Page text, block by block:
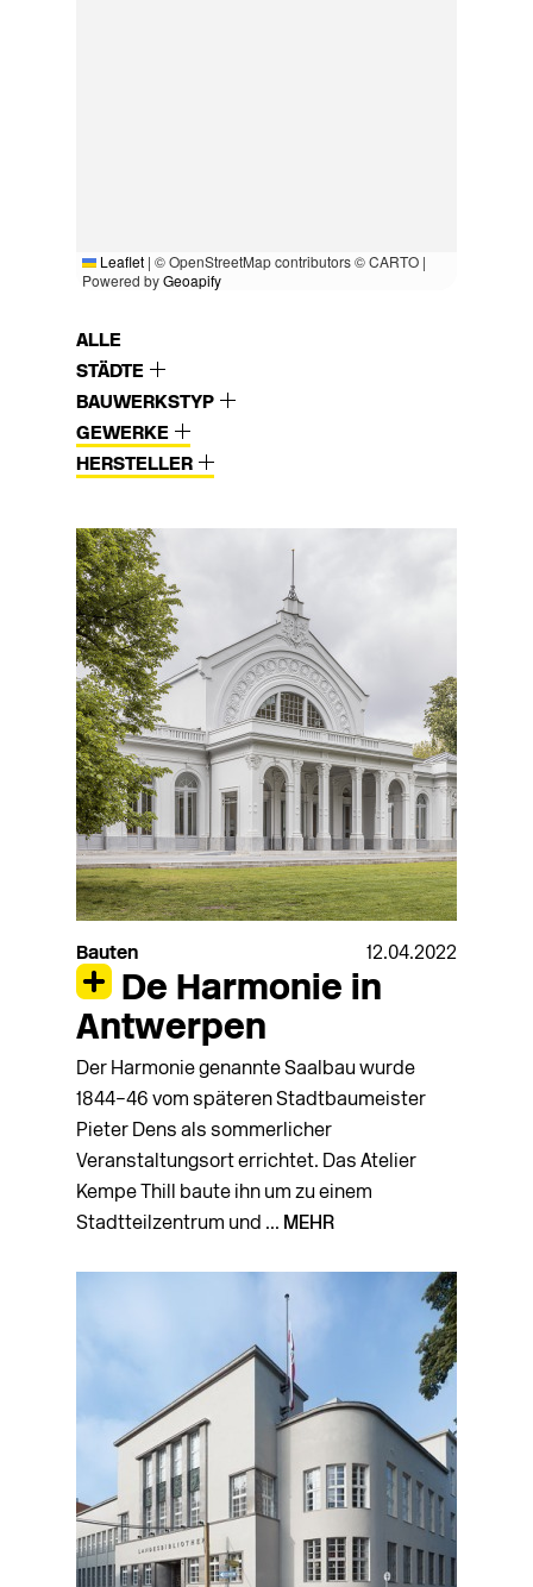
Leaflet | © OpenStreetMap contributors © CARTO |
Powered byGeoapify
ALLE
STÄDTE
BAUWERKSTYP
GEWERKE
HERSTELLER
Bauten 12.04.2022
De Harmonie in
Antwerpen
Der Harmonie genannte Saalbau wurde
1844–46 vom späteren Stadtbaumeister
Pieter Dens als sommerlicher
Veranstaltungsort errichtet. Das Atelier
Kempe Thill baute ihn um zu einem
Stadtteilzentrum und ... MEHR